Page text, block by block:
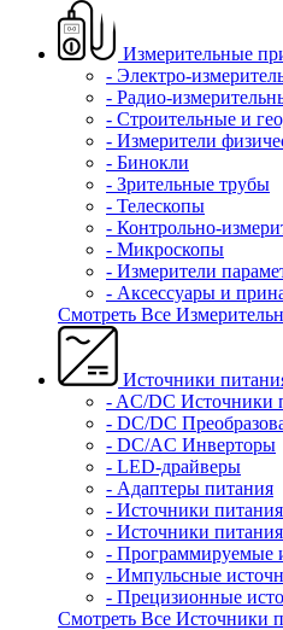
Измерительные
- Электро-
- Радио-
- Строительные и
- Измерители
- Бинокли
- Зрительные трубы
- Телескопы
- Контрольно-
- Микроскопы
- Измерители
- Аксессуары и
Смотреть Все
Источники
- AC/DC Источники
- DC/DC
- DC/AC Инверторы
- LED-драйверы
- Адаптеры питания
- Источники
- Источники
- Программируемые
- Импульсные
- Прецизионные
Смотреть Все Источники